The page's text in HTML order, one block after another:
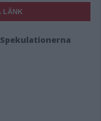
LÄNK